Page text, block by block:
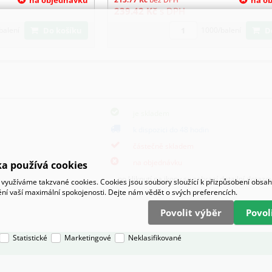
239.42Kč s DPH
po kliknutí na ikony se zobrazí detailní
používá cookies
takzvané cookies. Cookies jsou soubory sloužící k přizpůsobení
vaší maximální spokojenosti. Dejte nám vědět o svých preferencích.
Povolit výběr
Statistické Marketingové Neklasifikované